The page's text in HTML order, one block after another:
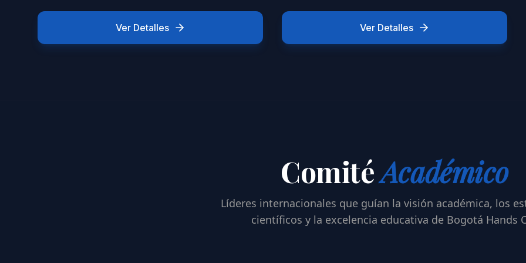
Ver Detalles Ver Detalles
ComitéAcadémico
Líderes internacionales que guían la visión académica, los
científicos y la excelencia educativa de Bogotá Hands